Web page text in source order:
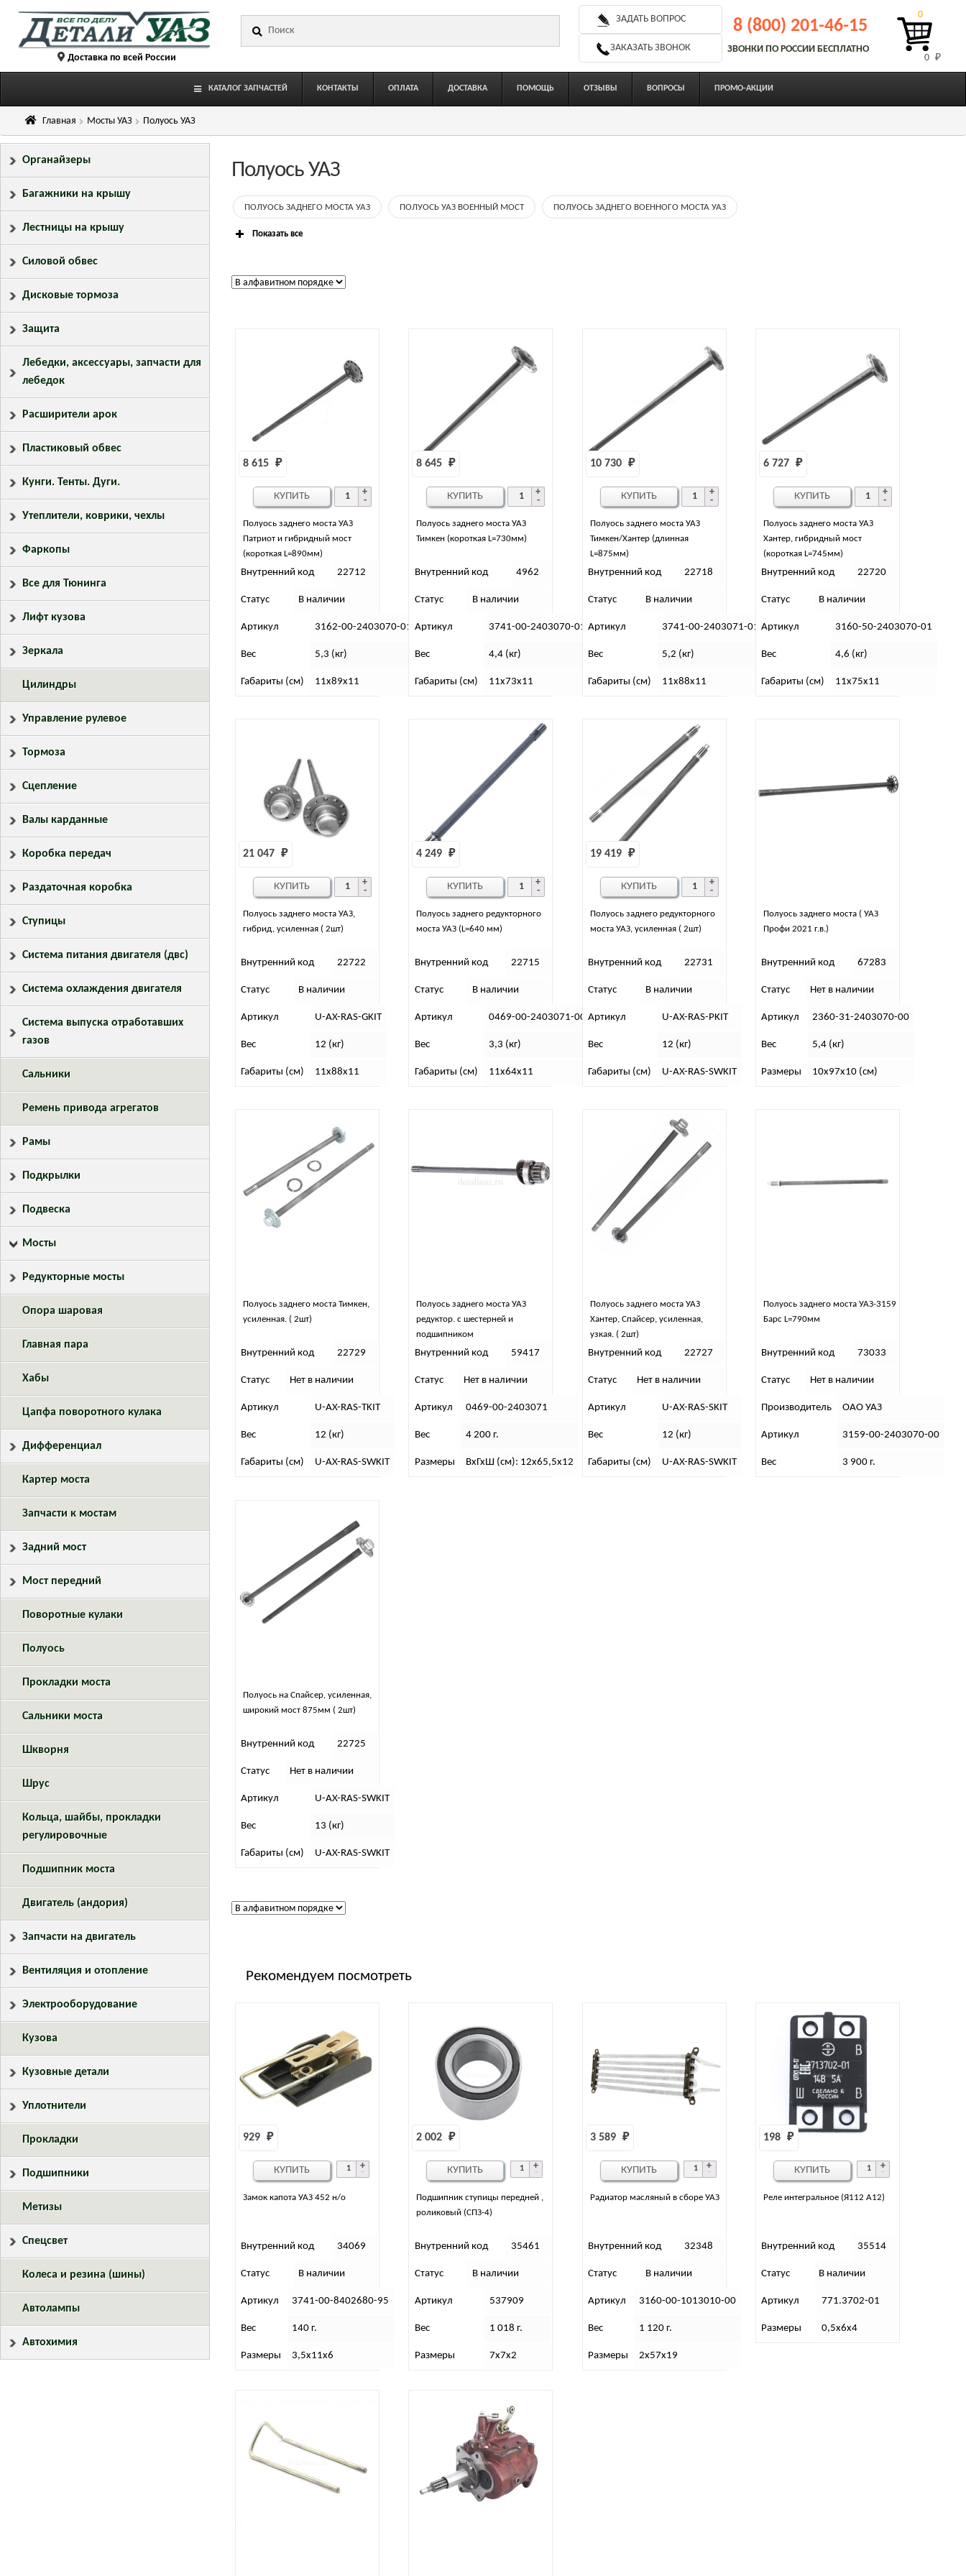
Перейти
Перейти
содержимому Доставка по всей России
ЗАДАТЬ ВОПРОС
ЗАКАЗАТЬ ЗВОНОК
8 (800) 201-46-15
ЗВОНКИ ПО РОССИИ БЕСПЛАТНО
0 ₽
0
КАТАЛОГ ЗАПЧАСТЕЙ КОНТАКТЫ ОПЛАТА ДОСТАВКА ПОМОЩЬ ОТЗЫВЫ ВОПРОСЫ ПРОМО-АКЦИИ
Главная Мосты УАЗ Полуось УАЗ
Полуось УАЗ
ПОЛУОСЬ ЗАДНЕГО МОСТА УАЗ ПОЛУОСЬ УАЗ ВОЕННЫЙ МОСТ ПОЛУОСЬ ЗАДНЕГО ВОЕННОГО МОСТА УАЗ
Показать все
Полуось заднего моста УАЗ
Патриот и гибридный мост
(короткая L=890мм)
8 615 ₽
Внутренний код 22712
Статус В наличии
Артикул 3162-00-2403070-01
Вес 5,3 (кг)
Габариты (см) 11х89х11
КУПИТЬ
Полуось заднего моста УАЗ
Тимкен (короткая L=730мм)
8 645 ₽
Внутренний код 4962
Статус В наличии
Артикул 3741-00-2403070-01
Вес 4,4 (кг)
Габариты (см) 11х73х11
КУПИТЬ
Полуось заднего моста УАЗ
Тимкен/Хантер (длинная
L=875мм)
10 730 ₽
Внутренний код 22718
Статус В наличии
Артикул 3741-00-2403071-01
Вес 5,2 (кг)
Габариты (см) 11х88х11
КУПИТЬ
Полуось заднего моста УАЗ
Хантер, гибридный мост
(короткая L=745мм)
6 727 ₽
Внутренний код 22720
Статус В наличии
Артикул 3160-50-2403070-01
Вес 4,6 (кг)
Габариты (см) 11х75х11
КУПИТЬ
Полуось заднего моста УАЗ,
гибрид, усиленная ( 2шт)
21 047 ₽
Внутренний код 22722
Статус В наличии
Артикул U-AX-RAS-GKIT
Вес 12 (кг)
Габариты (см) 11х88х11
КУПИТЬ
Полуось заднего редукторного
моста УАЗ (L=640 мм)
4 249 ₽
Внутренний код 22715
Статус В наличии
Артикул 0469-00-2403071-00
Вес 3,3 (кг)
Габариты (см) 11х64х11
КУПИТЬ
Полуось заднего редукторного
моста УАЗ, усиленная ( 2шт)
19 419 ₽
Внутренний код 22731
Статус В наличии
Артикул U-AX-RAS-PKIT
Вес 12 (кг)
Габариты (см) U-AX-RAS-SWKIT
КУПИТЬ
Полуось заднего моста ( УАЗ
Профи 2021 г.в.)
Внутренний код 67283
Статус Нет в наличии
Артикул 2360-31-2403070-00
Вес 5,4 (кг)
Размеры 10х97х10 (см)
Полуось заднего моста Тимкен,
усиленная. ( 2шт)
Внутренний код 22729
Статус Нет в наличии
Артикул U-AX-RAS-TKIT
Вес 12 (кг)
Габариты (см) U-AX-RAS-SWKIT
Полуось заднего моста УАЗ
редуктор. с шестерней и
подшипником
Внутренний код 59417
Статус Нет в наличии
Артикул 0469-00-2403071
Вес 4 200 г.
Размеры ВхГхШ (см): 12х65,5х12
Полуось заднего моста УАЗ
Хантер, Спайсер, усиленная,
узкая. ( 2шт)
Внутренний код 22727
Статус Нет в наличии
Артикул U-AX-RAS-SKIT
Вес 12 (кг)
Габариты (см) U-AX-RAS-SWKIT
Полуось заднего моста УАЗ-3159
Барс L=790мм
Внутренний код 73033
Статус Нет в наличии
Производитель ОАО УАЗ
Артикул 3159-00-2403070-00
Вес 3 900 г.
Полуось на Спайсер, усиленная,
широкий мост 875мм ( 2шт)
Внутренний код 22725
Статус Нет в наличии
Артикул U-AX-RAS-SWKIT
Вес 13 (кг)
Габариты (см) U-AX-RAS-SWKIT
Рекомендуем посмотреть
Замок капота УАЗ 452 н/о
929 ₽
Внутренний код 34069
Статус В наличии
Артикул 3741-00-8402680-95
Вес 140 г.
Размеры 3,5х11х6
КУПИТЬ
Подшипник ступицы передней ,
роликовый (СПЗ-4)
2 002 ₽
Внутренний код 35461
Статус В наличии
Артикул 537909
Вес 1 018 г.
Размеры 7х7х2
КУПИТЬ
Радиатор масляный в сборе УАЗ
3 589 ₽
Внутренний код 32348
Статус В наличии
Артикул 3160-00-1013010-00
Вес 1 120 г.
Размеры 2х57х19
КУПИТЬ
Реле интегральное (Я112 А12)
198 ₽
Внутренний код 35514
Статус В наличии
Артикул 771.3702-01
Размеры 0,5х6х4
КУПИТЬ
Органайзеры
Багажники на крышу
Лестницы на крышу
Силовой обвес
Дисковые тормоза
Защита
Лебедки, аксессуары, запчасти для
лебедок
Расширители арок
Пластиковый обвес
Кунги. Тенты. Дуги.
Утеплители, коврики, чехлы
Фаркопы
Все для Тюнинга
Лифт кузова
Зеркала
Цилиндры
Управление рулевое
Тормоза
Сцепление
Валы карданные
Коробка передач
Раздаточная коробка
Ступицы
Система питания двигателя (двс)
Система охлаждения двигателя
Система выпуска отработавших
газов
Сальники
Ремень привода агрегатов
Рамы
Подкрылки
Подвеска
Мосты
Редукторные мосты
Опора шаровая
Главная пара
Хабы
Цапфа поворотного кулака
Дифференциал
Картер моста
Запчасти к мостам
Задний мост
Мост передний
Поворотные кулаки
Полуось
Прокладки моста
Сальники моста
Шкворня
Шрус
Кольца, шайбы, прокладки
регулировочные
Подшипник моста
Двигатель (андория)
Запчасти на двигатель
Вентиляция и отопление
Электрооборудование
Кузова
Кузовные детали
Уплотнители
Прокладки
Подшипники
Метизы
Спецсвет
Колеса и резина (шины)
Автолампы
Автохимия